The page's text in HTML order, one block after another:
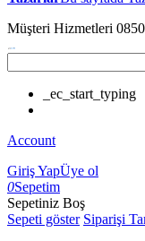
Müşteri Hizmetleri
_ec_start_typing
Account
Giriş YapÜye ol
0Sepetim
Sepetiniz Boş
Sepeti göster Siparişi